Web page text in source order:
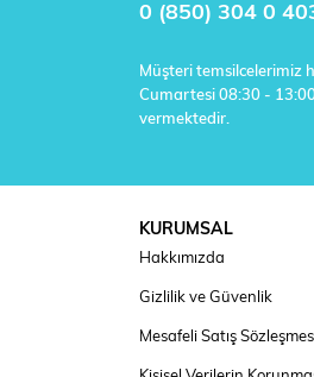
0 (850) 304 0
Müşteri temsilcelerimiz
Cumartesi 08:30 -
vermektedir.
KURUMSAL
Hakkımızda
Gizlilik ve Güvenlik
Mesafeli Satış